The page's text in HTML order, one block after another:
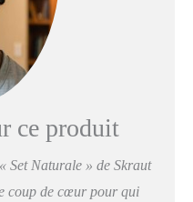
ce produit
Set Naturale » de Skraut
coup de cœur pour qui